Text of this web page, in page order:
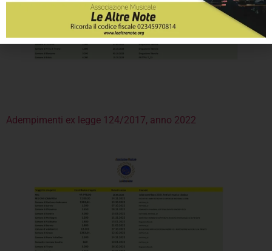
Adempimenti ex legge 124/2017, anno 2022